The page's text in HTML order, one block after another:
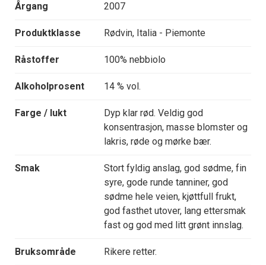
Årgang 2007
Produktklasse Rødvin, Italia - Piemonte
Råstoffer 100% nebbiolo
Alkoholprosent 14 % vol.
Farge / lukt
Dyp klar rød. Veldig god
konsentrasjon, masse blomster og
lakris, røde og mørke bær.
Smak
Stort fyldig anslag, god sødme, fin
syre, gode runde tanniner, god
sødme hele veien, kjøttfull frukt,
god fasthet utover, lang ettersmak
fast og god med litt grønt innslag.
Bruksområde Rikere retter.